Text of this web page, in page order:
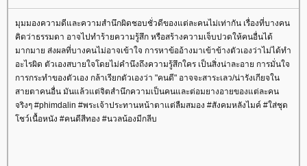
มุมมองความดีและความสำนึกผิดชอบชั่วดีของแต่ละคนไม่เท่ากัน เรื่องที่บางคน
คิดว่าธรรมดา อาจไปทำร้ายความรู้สึก หรือสร้างความเจ็บปวดให้คนอื่นได้
มากมาย ส่งผลที่บางคนไม่อาจเข้าใจ การหาข้ออ้างมาเข้าข้างตัวเองว่าไม่ได้ทำ
อะไรผิด ตัวเองสบายใจโดยไม่คำนึงถึงความรู้สึกใคร เป็นสิ่งน่าละอาย การมั่นใจ
การกระทำของตัวเอง กล้าเรียกตัวเองว่า "คนดี" อาจจะสาระเลว/น่ารังเกียจใน
สายตาคนอื่น มันแล้วแต่จิตสำนึกความเป็นคนและต่อมยางอายของแต่ละคน
จริงๆ #phimdalin #พระเจ้าประทานหน้าตาแต่ลืมสมอง #สังคมหลังไมค์ #ใส่ชุด
ชว์เนื้อหนัง #คนดีสีทอง #นวลน้องมีกลีบ